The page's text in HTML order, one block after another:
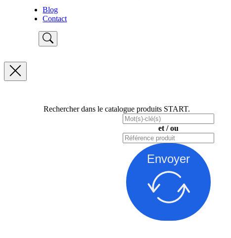
Blog
Contact
Rechercher dans le catalogue produits START.
et / ou
Envoyer